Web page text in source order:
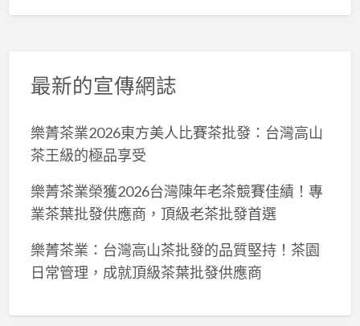
最新的宣傳網誌
樂菁茶業2026東方美人比賽茶批發：台灣高山
茶王級的極品享受
樂菁茶業榮獲2026台灣陳年老茶競賽佳績！專
業茶葉批發供應商，頂級老茶批發首選
樂菁茶業：台灣高山茶批發的品質堅持！茶園
日常管理，成就頂級茶葉批發供應商